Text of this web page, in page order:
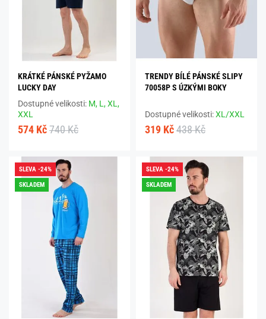
KRÁTKÉ PÁNSKÉ PYŽAMO
LUCKY DAY
Dostupné velikosti: M, L,XL,
XXL
574 Kč 740 Kč
TRENDY BÍLÉ PÁNSKÉ SLIPY
70058P S ÚZKÝMI BOKY
Dostupné velikosti:XL/XXL
319 Kč 438 Kč
SLEVA -24%
SKLADEM
SLEVA -24%
SKLADEM